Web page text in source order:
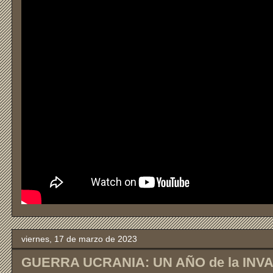
viernes, 17 de marzo de 2023
GUERRA UCRANIA: UN AÑO de la